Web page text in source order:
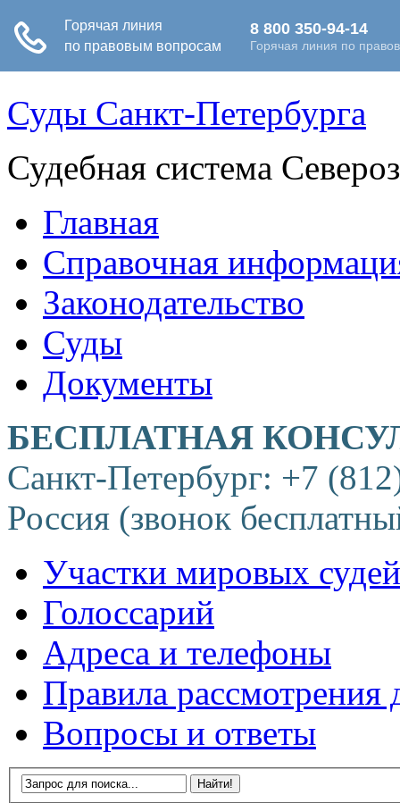
Суды Санкт-Петербурга
Судебная система
Главная
Справочная
Законодательство
Суды
Документы
БЕСПЛАТНАЯ
Санкт-Петербург: +7
Россия (звонок
Участки мировых судей
Голоссарий
Адреса и телефоны
Правила рассмотрения
Вопросы и ответы